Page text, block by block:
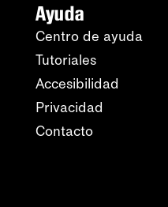
Ayuda
Centro de ayuda
Tutoriales
Accesibilidad
Privacidad
Contacto